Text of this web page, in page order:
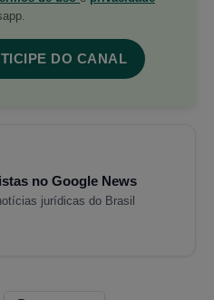
DO CANAL
no Google News
jurídicas do Brasil